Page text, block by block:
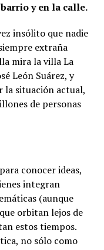
y en la calle.
insólito que nadie
extraña
mira la villa La
León Suárez, y
la situación actual,
de personas
para conocer ideas,
integran
(aunque
orbitan lejos de
estos tiempos.
no sólo como